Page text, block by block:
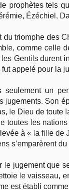
prophètes tels
Ézéchiel,
du triomphe des
comme celle
Gentils durent
appelé pour la
seulement un
jugements. Son
le Dieu de
toutes les
à « la fille de
s’emparèrent du
le jugement que
le vaisseau,
est établi